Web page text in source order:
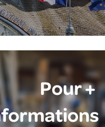
Pour +